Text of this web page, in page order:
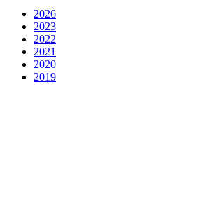
2026
2023
2022
2021
2020
2019